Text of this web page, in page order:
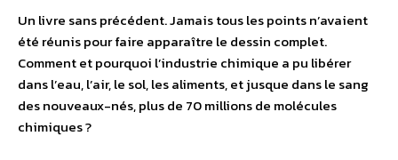
Un livre sans précédent. Jamais tous les points n’avaient
été réunis pour faire apparaître le dessin complet.
Comment et pourquoi l’industrie chimique a pu libérer
dans l’eau, l’air, le sol, les aliments, et jusque dans le sang
des nouveaux-nés, plus de 70 millions de molécules
chimiques ?